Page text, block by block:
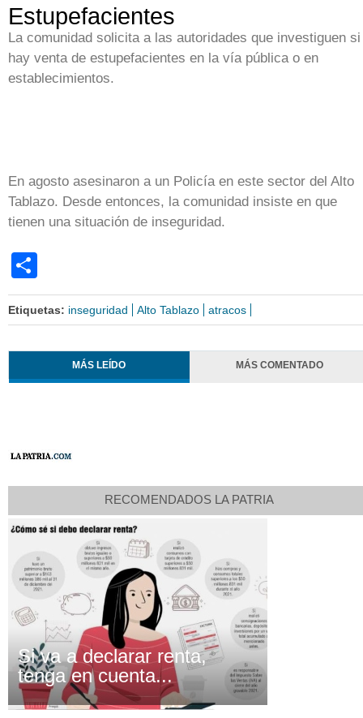
Estupefacientes
La comunidad solicita a las autoridades que investiguen si
hay venta de estupefacientes en la vía pública o en
establecimientos.
En agosto asesinaron a un Policía en este sector del Alto
Tablazo. Desde entonces, la comunidad insiste en que
tienen una situación de inseguridad.
Etiquetas: inseguridad Alto Tablazo atracos
MÁS LEÍDO MÁS COMENTADO
RECOMENDADOS LA PATRIA
Si va a declarar renta,
tenga en cuenta...